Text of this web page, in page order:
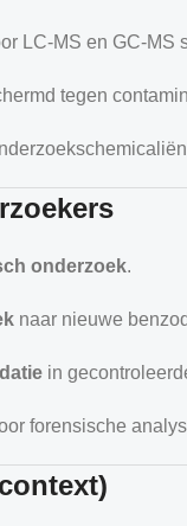
LC-MS en GC-MS
tegen
onderzoek.
naar nieuwe
in
forensische